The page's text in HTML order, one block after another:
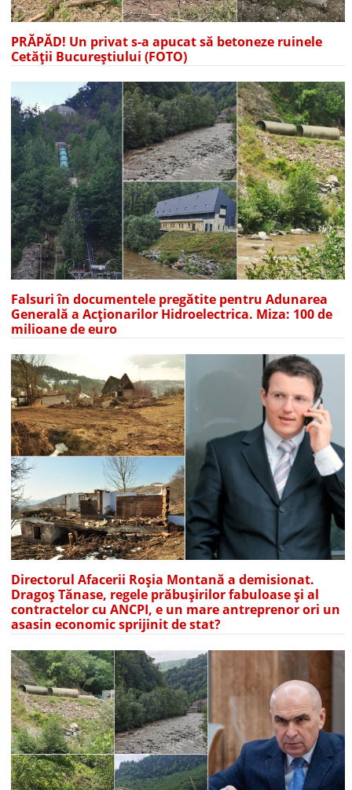
PRĂPĂD! Un privat s-a apucat să betoneze ruinele
Cetății Bucureștiului (FOTO)
Falsuri în documentele pregătite pentru Adunarea
Generală a Acționarilor Hidroelectrica. Miza: 100 de
milioane de euro
Directorul Afacerii Roșia Montană a demisionat.
Dragoș Tănase, regele prăbușirilor fabuloase și al
contractelor cu ANCPI, e un mare antreprenor ori un
asasin economic sprijinit de stat?